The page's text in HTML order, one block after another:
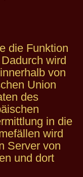
die Funktion
wird
von
Union
des
in die
wird
Server von
und dort